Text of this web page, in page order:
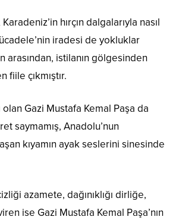
hırçın dalgalarıyla nasıl
iradesi de yokluklar
arasından, istilanın gölgesinden
fiile çıkmıştır.
Gazi Mustafa Kemal Paşa da
saymamış, Anadolu’nun
kıyamın ayak seslerini sinesinde
azamete, dağınıklığı dirliğe,
ise Gazi Mustafa Kemal Paşa’nın